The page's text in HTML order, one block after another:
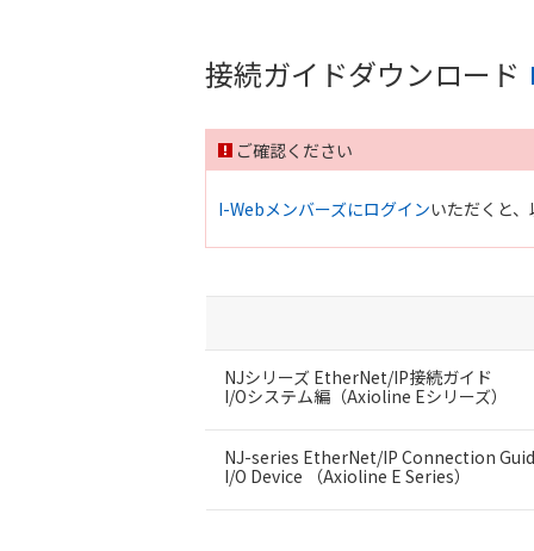
接続ガイドダウンロード
ご確認ください
I-Webメンバーズにログインいただくと
NJシリーズ EtherNet/IP接続ガイド
I/Oシステム編（Axioline Eシリーズ）
NJ-series EtherNet/IP Connection
I/O Device （Axioline E Series）